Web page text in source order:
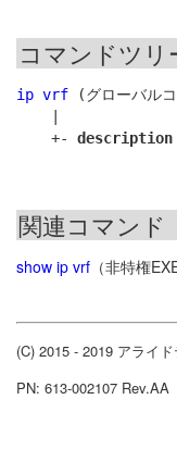
コマンドツリ
ip vrf (グローバル
    +-
description
関連コマンド
show ip vrf （非特権
(C) 2015 - 2019 アライ
PN: 613-002107 Rev.AA